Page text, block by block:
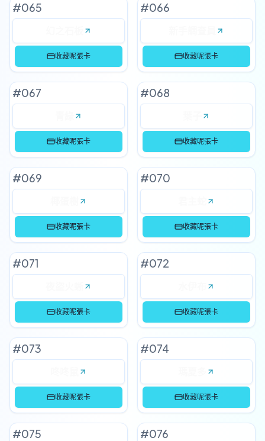
#065
收藏呢張卡
#066
收藏呢張卡
#067
收藏呢張卡
#068
收藏呢張卡
#069
收藏呢張卡
#070
收藏呢張卡
#071
收藏呢張卡
#072
收藏呢張卡
#073
收藏呢張卡
#074
收藏呢張卡
#075 #076